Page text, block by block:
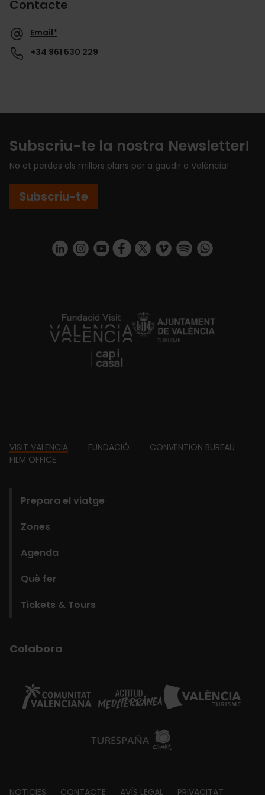
Contacte
Email*
+34 961 530 229
Subscriu-te la nostra Newsletter!
No et perdes els millors plans per a gaudir a València!
Subscriu-te
https://www.linkedin.com/company/turismo-valencia/mycompany/
https://www.instagram.com/visit_valencia/
https://www.youtube.com/user/
https://www.facebook.com/
https://twitter.com/
https://vimeo.com/
https://https://api.whatsapp.com/
https://fundacion.visitvalencia.com/
Footer
VISIT VALENCIA FUNDACIÓ
CONVENTION BUREAU
FILM OFFICE
Prepara el viatge
Zones
Agenda
Què fer
Tickets & Tours
Colabora
NOTICIES CONTACTE AVÍS LEGAL PRIVACITAT